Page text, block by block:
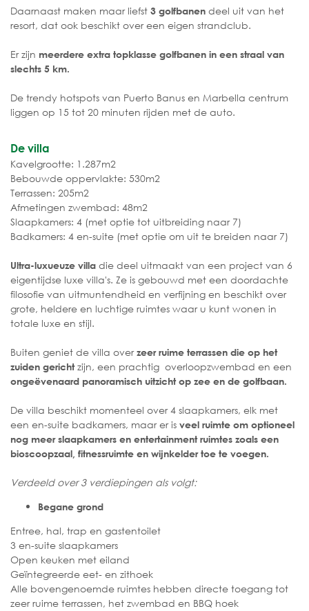
Daarnaast maken maar liefst 3 golfbanen deel uit van het
resort, dat ook beschikt over een eigen strandclub.
Er zijn meerdere extra topklasse golfbanen in een straal van
slechts 5 km.
De trendy hotspots van Puerto Banus en Marbella centrum
liggen op 15 tot 20 minuten rijden met de auto.
De villa
Kavelgrootte: 1.287m2
Bebouwde oppervlakte: 530m2
Terrassen: 205m2
Afmetingen zwembad: 48m2
Slaapkamers: 4 (met optie tot uitbreiding naar 7)
Badkamers: 4 en-suite (met optie om uit te breiden naar 7)
Ultra-luxueuze villa die deel uitmaakt van een project van 6
eigentijdse luxe villa's. Ze is gebouwd met een doordachte
filosofie van uitmuntendheid en verfijning en beschikt over
grote, heldere en luchtige ruimtes waar u kunt wonen in
totale luxe en stijl.
Buiten geniet de villa overzeer ruime terrassen die op het
zuiden gerichtzijn, een prachtig overloopzwembad en een
ongeëvenaard panoramisch uitzicht op zee en de golfbaan.
De villa beschikt momenteel over 4 slaapkamers, elk met
een en-suite badkamers, maar er is veel ruimte om optioneel
nog meer slaapkamers en entertainment ruimtes zoals een
bioscoopzaal, fitnessruimte en wijnkelder toe te voegen.
Verdeeld over 3 verdiepingen als volgt:
Begane grond
Entree, hal, trap en gastentoilet
3 en-suite slaapkamers
Open keuken met eiland
Geïntegreerde eet- en zithoek
Alle bovengenoemde ruimtes hebben directe toegang tot
zeer ruime terrassen, het zwembad en BBQ hoek